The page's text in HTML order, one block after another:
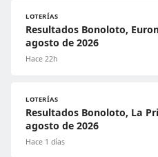
LOTERÍAS
Resultados Bonoloto,
agosto de 2026
Hace 22h
LOTERÍAS
Resultados Bonoloto, La
agosto de 2026
Hace 1 días